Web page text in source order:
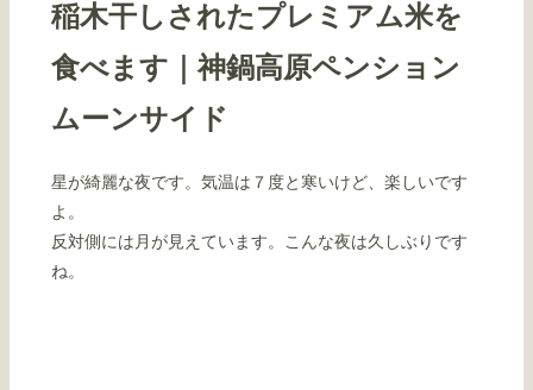
稲木干しされたプレミアム米を
食べます｜神鍋高原ペンション
ムーンサイド
星が綺麗な夜です。気温は７度と寒いけど、楽しいです
よ。
反対側には月が見えています。こんな夜は久しぶりです
ね。